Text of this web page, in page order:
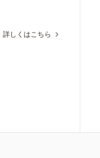
詳しくはこちら